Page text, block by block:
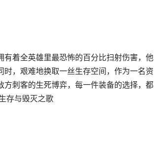
着全英雄里最恐怖的百分比扫射伤害，他
，艰难地换取一丝生存空间，作为一名资
刺客的生死博弈，每一件装备的选择，都
存与毁灭之歌